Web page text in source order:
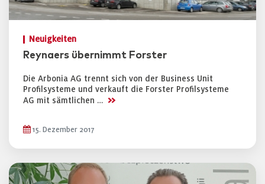
Neuigkeiten
Reynaers übernimmt Forster
Die Arbonia AG trennt sich von der Business Unit
Profilsysteme und verkauft die Forster Profilsysteme
AG mit sämtlichen … >>
15. Dezember 2017